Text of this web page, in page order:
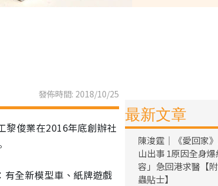
發佈時間: 2018/10/25
黎俊業在2016年底創辦社
全新模型車、紙牌遊戲
最新文章
陳浚霆｜《愛回家
山出事 1原因全身
容」急回港求醫【
蟲貼士】